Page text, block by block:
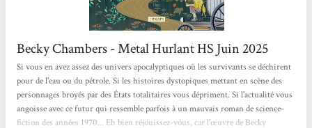
Becky Chambers - Metal Hurlant HS Juin 2025
Si vous en avez assez des univers apocalyptiques où les survivants se déchirent
pour de l'eau ou du pétrole. Si les histoires dystopiques mettant en scène des
personnages broyés par des États totalitaires vous dépriment. Si l'actualité vous
angoisse avec ce futur qui ressemble parfois à un mauvais roman de science-
fiction des années 1970... Eh bien réjouissez-vous, car l'œuvre de Becky